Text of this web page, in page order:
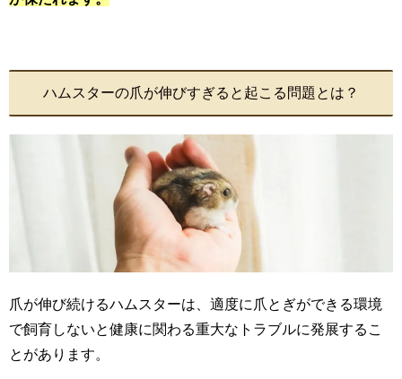
ハムスターの爪が伸びすぎると起こる問題とは？
爪が伸び続けるハムスターは、適度に爪とぎができる環境
で飼育しないと健康に関わる重大なトラブルに発展するこ
とがあります。